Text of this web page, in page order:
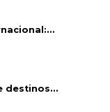
destinos...